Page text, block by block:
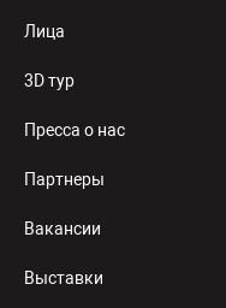
Лица
3D тур
Пресса о нас
Партнеры
Вакансии
Выставки